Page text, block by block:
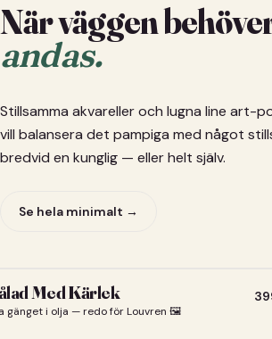
När väggen
andas.
Stillsamma akvareller och lugna line art-
vill balansera det pampiga med något
bredvid en kunglig — eller helt själv.
Se hela minimalt →
Med Kärlek
gänget i olja — redo för Louvren 🖼️